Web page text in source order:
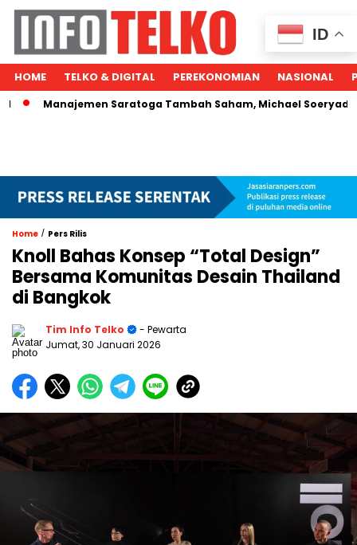
HOME TELKO & DIGITAL PEREKONOMIAN NASIONAL
Saratoga Tambah Saham, Michael Soeryadjaya
Home / Pers Rilis
Knoll Bahas Konsep “Total Design”
Bersama Komunitas Desain Thailand
di Bangkok
Tim Info Telko
- Pewarta
Jumat, 30 Januari 2026
ID